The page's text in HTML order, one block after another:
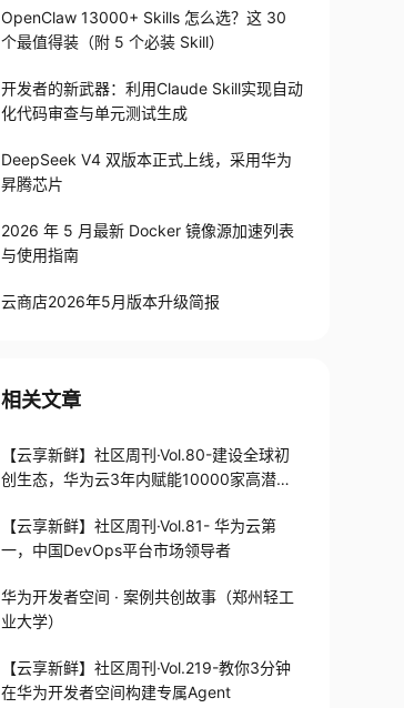
OpenClaw 13000+ Skills 怎么选？这 30
个最值得装（附 5 个必装 Skill）
开发者的新武器：利用Claude Skill实现自动
化代码审查与单元测试生成
DeepSeek V4 双版本正式上线，采用华为
昇腾芯片
2026 年 5 月最新 Docker 镜像源加速列表
与使用指南
云商店2026年5月版本升级简报
相关文章
【云享新鲜】社区周刊·Vol.80-建设全球初
创生态，华为云3年内赋能10000家高潜初
【云享新鲜】社区周刊·Vol.81- 华为云第
一，中国DevOps平台市场领导者
华为开发者空间 · 案例共创故事（郑州轻工
业大学）
【云享新鲜】社区周刊·Vol.219-教你3分钟
在华为开发者空间构建专属Agent